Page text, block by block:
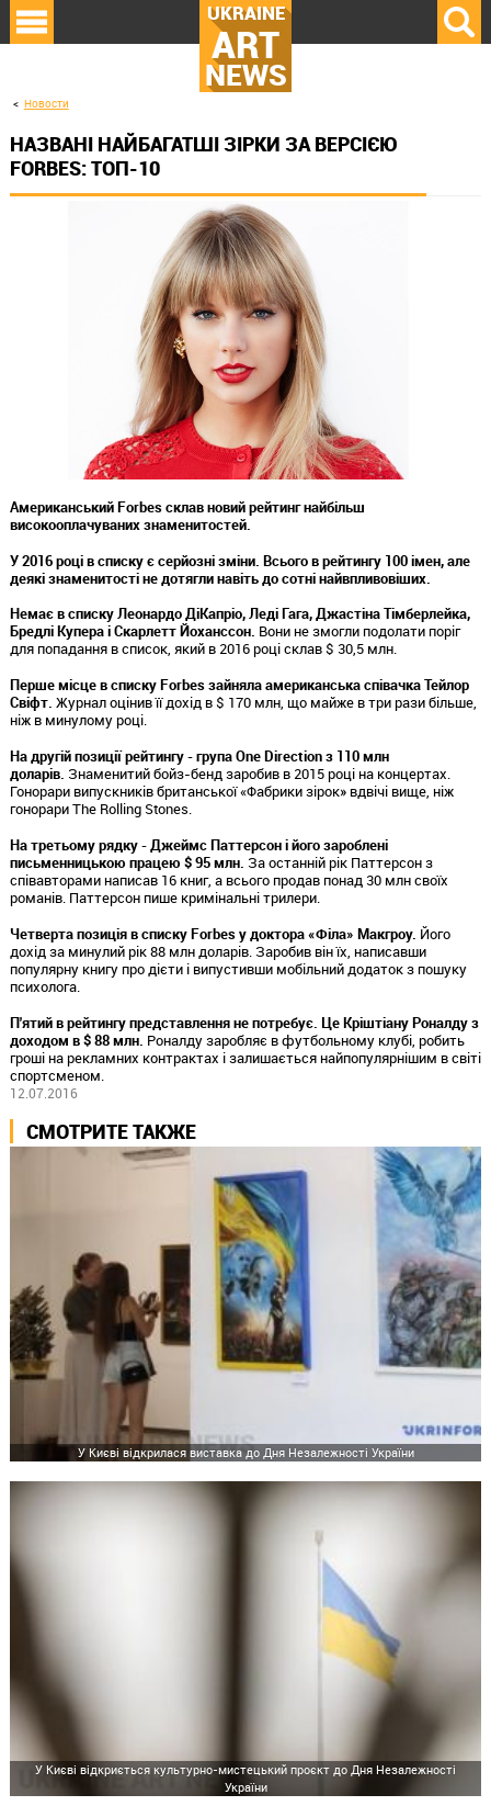
UKRAINE
ART
NEWS
Новости
НАЗВАНІ НАЙБАГАТШІ ЗІРКИ ЗА ВЕРСІЄЮ
FORBES: ТОП-10
Американський Forbes склав новий рейтинг найбільш
високооплачуваних знаменитостей.
У 2016 році в списку є серйозні зміни. Всього в рейтингу 100 імен, але
деякі знаменитості не дотягли навіть до сотні найвпливовіших.
Немає в списку Леонардо ДіКапріо, Леді Гага, Джастіна Тімберлейка,
Бредлі Купера і Скарлетт Йоханссон. Вони не змогли подолати поріг
для попадання в список, який в 2016 році склав $ 30,5 млн.
Перше місце в списку Forbes зайняла американська співачка Тейлор
Свіфт. Журнал оцінив її дохід в $ 170 млн, що майже в три рази більше,
ніж в минулому році.
На другій позиції рейтингу - група One Direction з 110 млн
доларів. Знаменитий бойз-бенд заробив в 2015 році на концертах.
Гонорари випускників британської «Фабрики зірок» вдвічі вище, ніж
гонорари The Rolling Stones.
На третьому рядку - Джеймс Паттерсон і його зароблені
письменницькою працею $ 95 млн. За останній рік Паттерсон з
співавторами написав 16 книг, а всього продав понад 30 млн своїх
романів. Паттерсон пише кримінальні трилери.
Четверта позиція в списку Forbes у доктора «Філа» Макгроу. Його
дохід за минулий рік 88 млн доларів. Заробив він їх, написавши
популярну книгу про дієти і випустивши мобільний додаток з пошуку
психолога.
П'ятий в рейтингу представлення не потребує. Це Кріштіану Роналду з
доходом в $ 88 млн. Роналду заробляє в футбольному клубі, робить
гроші на рекламних контрактах і залишається найпопулярнішим в світі
спортсменом.
12.07.2016
СМОТРИТЕ ТАКЖЕ
У Києві відкрилася виставка до Дня Незалежності України
У Києві відкриється культурно-мистецький проєкт до Дня Незалежності
України